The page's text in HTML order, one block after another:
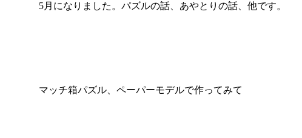
5月になりました。パズルの話、あやとりの話、他です。
マッチ箱パズル、ペーパーモデルで作ってみて